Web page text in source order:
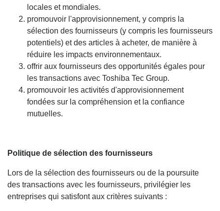
locales et mondiales.
promouvoir l'approvisionnement, y compris la
sélection des fournisseurs (y compris les fournisseurs
potentiels) et des articles à acheter, de manière à
réduire les impacts environnementaux.
offrir aux fournisseurs des opportunités égales pour
les transactions avec Toshiba Tec Group.
promouvoir les activités d'approvisionnement
fondées sur la compréhension et la confiance
mutuelles.
Politique de sélection des fournisseurs
Lors de la sélection des fournisseurs ou de la poursuite
des transactions avec les fournisseurs, privilégier les
entreprises qui satisfont aux critères suivants :